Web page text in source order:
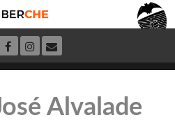
Alvalade